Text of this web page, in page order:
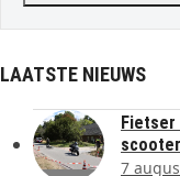
LAATSTE NIEUWS
Fietser
7